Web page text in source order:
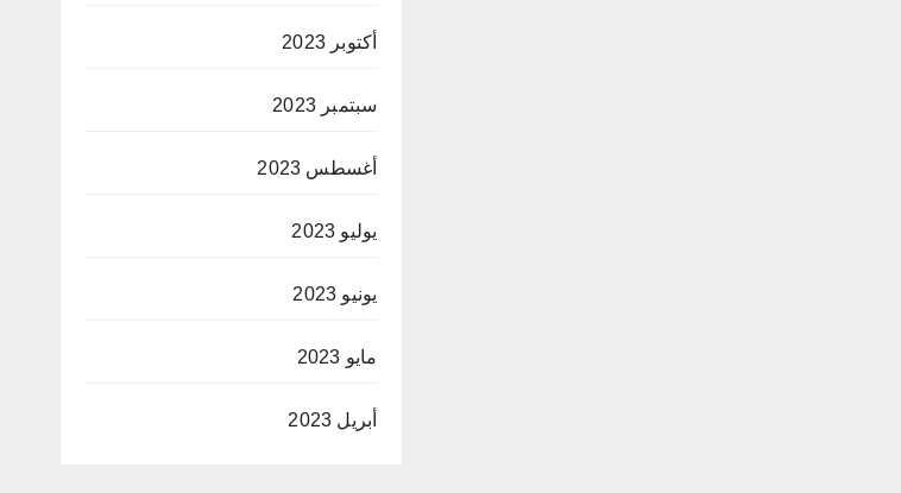
أكتوبر 2023
سبتمبر 2023
أغسطس 2023
يوليو 2023
يونيو 2023
مايو 2023
أبريل 2023